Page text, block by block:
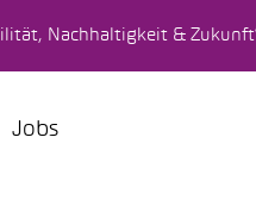
Nachhaltigkeit & Zukunft
Jobs